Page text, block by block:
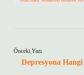
Önceki Yazı
Depresyona